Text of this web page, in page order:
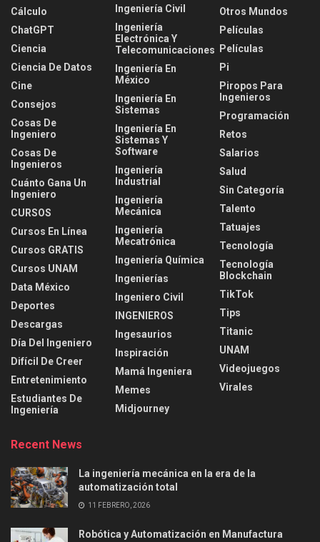
Cálculo
ChatGPT
Ciencia
Ciencia De Datos
Cine
Consejos
Cosas De
Ingeniero
Cosas De
Ingenieros
Cuánto Gana Un
Ingeniero
CURSOS
Cursos En Línea
Cursos GRATIS
Cursos UNAM
Data México
Deportes
Descargas
Día Del Ingeniero
Difícil De Creer
Entretenimiento
Estudiantes De
Ingeniería
Ingeniería Civil
Ingeniería
Electrónica Y
Telecomunicaciones
Ingeniería En
México
Ingeniería En
Sistemas
Ingeniería En
Sistemas Y
Software
Ingeniería
Industrial
Ingeniería
Mecánica
Ingeniería
Mecatrónica
Ingeniería Química
Ingenierías
Ingeniero Civil
INGENIEROS
Ingesaurios
Inspiración
Mamá Ingeniera
Memes
Midjourney
Otros Mundos
Películas
Películas
Pi
Piropos Para
Ingenieros
Programación
Retos
Salarios
Salud
Sin Categoría
Talento
Tatuajes
Tecnología
Tecnología
Blockchain
TikTok
Tips
Titanic
UNAM
Videojuegos
Virales
Recent News
La ingeniería mecánica en la era de la
automatización total
11 FEBRERO, 2026
Robótica y Automatización en Manufactura